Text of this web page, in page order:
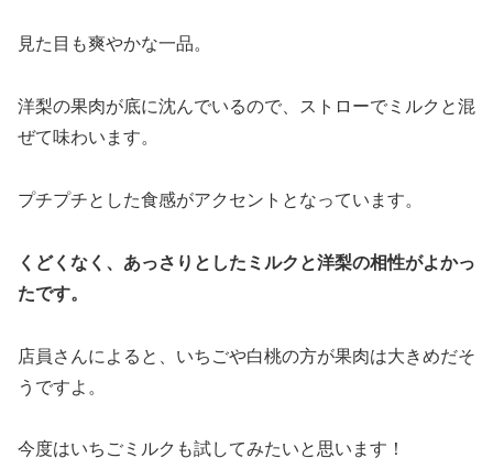
見た目も爽やかな一品。
洋梨の果肉が底に沈んでいるので、ストローでミルクと混
ぜて味わいます。
プチプチとした食感がアクセントとなっています。
くどくなく、あっさりとしたミルクと洋梨の相性がよかっ
たです。
店員さんによると、いちごや白桃の方が果肉は大きめだそ
うですよ。
今度はいちごミルクも試してみたいと思います！